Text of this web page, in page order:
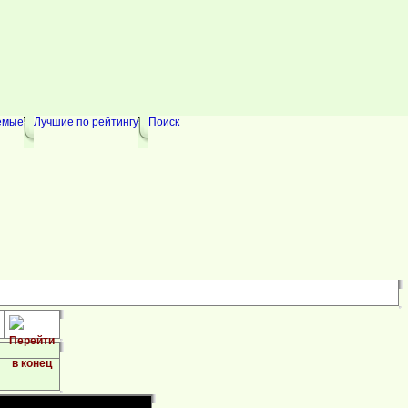
Лучшие по рейтингу Поиск